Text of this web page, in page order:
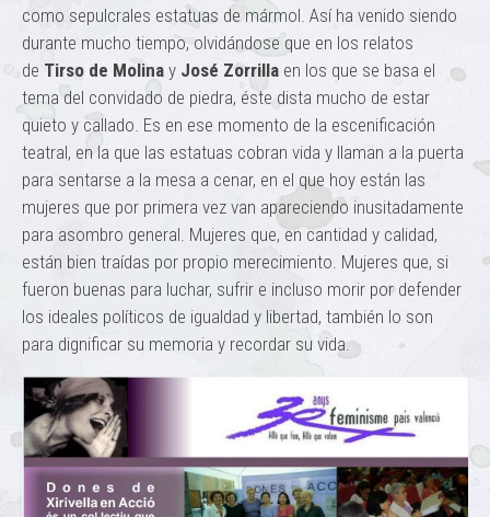
como sepulcrales estatuas de mármol. Así ha venido siendo
durante mucho tiempo, olvidándose que en los relatos
de Tirso de Molina y José Zorrilla en los que se basa el
tema del convidado de piedra, éste dista mucho de estar
quieto y callado. Es en ese momento de la escenificación
teatral, en la que las estatuas cobran vida y llaman a la puerta
para sentarse a la mesa a cenar, en el que hoy están las
mujeres que por primera vez van apareciendo inusitadamente
para asombro general. Mujeres que, en cantidad y calidad,
están bien traídas por propio merecimiento. Mujeres que, si
fueron buenas para luchar, sufrir e incluso morir por defender
los ideales políticos de igualdad y libertad, también lo son
para dignificar su memoria y recordar su vida.